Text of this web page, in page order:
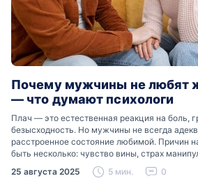
Почему мужчины не любят
— что думают психологи
Плач — это естественная реакция на боль,
безысходность. Но мужчины не всегда
расстроенное состояние любимой. Причин
быть несколько: чувство вины, страх
Разобраться, почему мужчины боятся
психологов…
25 августа 2025 5 мин. 0